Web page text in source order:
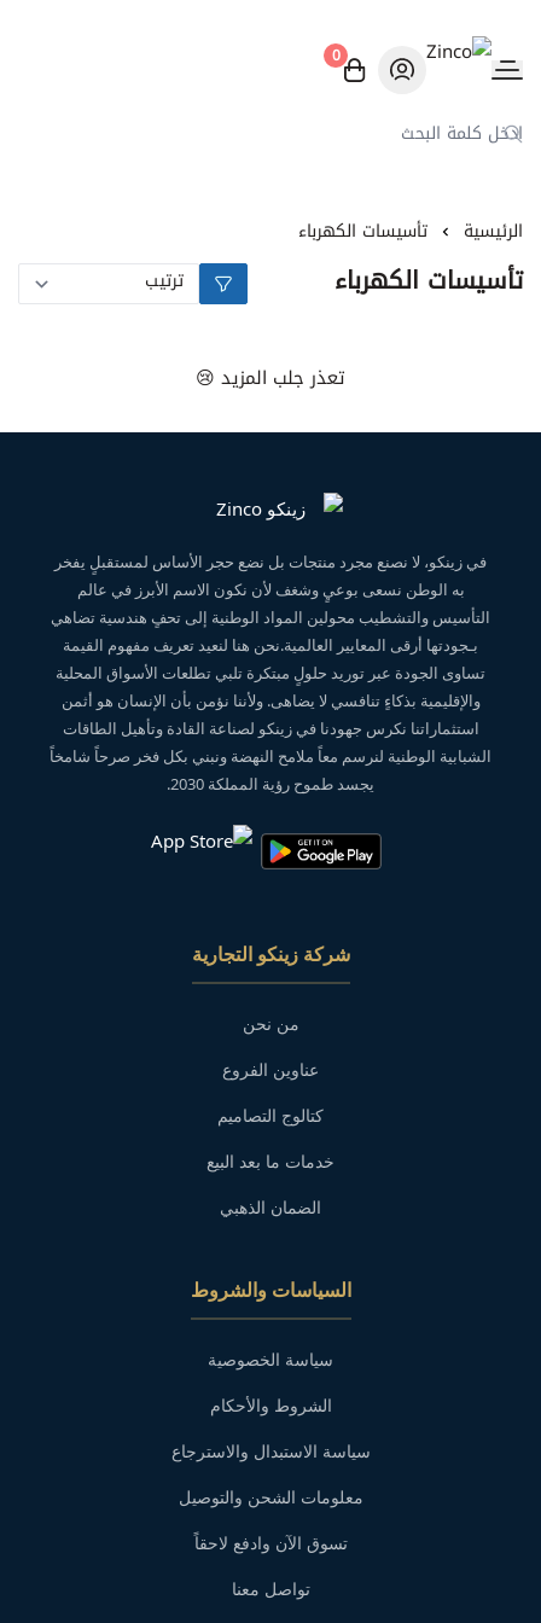
Zinco
0
الرئيسية تأسيسات الكهرباء
تأسيسات الكهرباء
تعذر جلب المزيد 😢
في زينكو، لا نصنع مجرد منتجات بل نضع حجر الأساس لمستقبلٍ يفخر
به الوطن نسعى بوعيٍ وشغف لأن نكون الاسم الأبرز في عالم
التأسيس والتشطيب محولين المواد الوطنية إلى تحفٍ هندسية تضاهي
بـجودتها أرقى المعايير العالمية.نحن هنا لنعيد تعريف مفهوم القيمة
تساوى الجودة عبر توريد حلولٍ مبتكرة تلبي تطلعات الأسواق المحلية
والإقليمية بذكاءٍ تنافسي لا يضاهى. ولأننا نؤمن بأن الإنسان هو أثمن
استثماراتنا نكرس جهودنا في زينكو لصناعة القادة وتأهيل الطاقات
الشبابية الوطنية لنرسم معاً ملامح النهضة ونبني بكل فخر صرحاً شامخاً
يجسد طموح رؤية المملكة 2030.
شركة زينكو التجارية
من نحن
عناوين الفروع
كتالوج التصاميم
خدمات ما بعد البيع
الضمان الذهبي
السياسات والشروط
سياسة الخصوصية
الشروط والأحكام
سياسة الاستبدال والاسترجاع
معلومات الشحن والتوصيل
تسوق الآن وادفع لاحقاً
تواصل معنا